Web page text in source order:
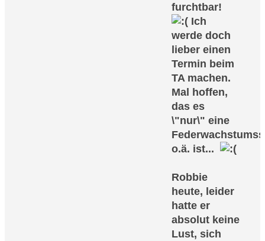
furchtbar!
Ich
werde doch
lieber einen
Termin beim
TA machen.
Mal hoffen,
das es
\"nur\" eine
o.ä. ist...
Robbie
heute, leider
hatte er
absolut keine
Lust, sich